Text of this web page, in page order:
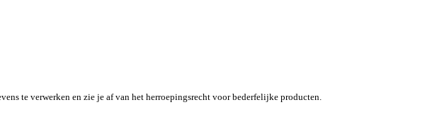
te verwerken en zie je af van het herroepingsrecht voor bederfelijke producten.